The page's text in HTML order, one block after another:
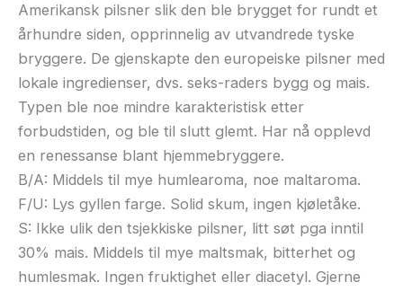
Amerikansk pilsner slik den ble brygget for rundt et
århundre siden, opprinnelig av utvandrede tyske
bryggere. De gjenskapte den europeiske pilsner med
lokale ingredienser, dvs. seks-raders bygg og mais.
Typen ble noe mindre karakteristisk etter
forbudstiden, og ble til slutt glemt. Har nå opplevd
en renessanse blant hjemmebryggere.
B/A: Middels til mye humlearoma, noe maltaroma.
F/U: Lys gyllen farge. Solid skum, ingen kjøletåke.
S: Ikke ulik den tsjekkiske pilsner, litt søt pga inntil
30% mais. Middels til mye maltsmak, bitterhet og
humlesmak. Ingen fruktighet eller diacetyl. Gjerne